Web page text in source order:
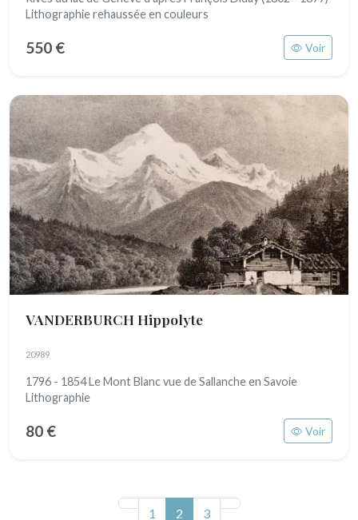
Lithographie rehaussée en couleurs
550 € Voir
VANDERBURCH Hippolyte
20989
1796 - 1854 Le Mont Blanc vue de Sallanche en Savoie
Lithographie
80 € Voir
1 2(actuel)
3